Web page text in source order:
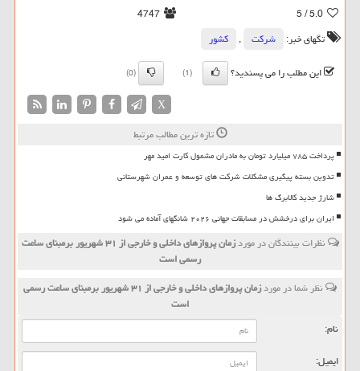
5.0
/ 5
4747
تگهای خبر:
شركت ,
كشور
این مطلب را می پسندید؟
(1)
(0)
X
تازه ترین مطالب مرتبط
پرداخت ۷۸۵ میلیارد تومان به مادران مشمول کارت امید مهر
تدوین بسته پیگیری مشکلات شرکت های توسعه و عمران شهرستانی
شارژ جدید کالابرگ ها
ایران برای درخشش در مسابقات جهانی ۲۰۲۶ شانگهای آماده می شود
نظرات بینندگان در مورد
زمان پروازهای داخلی و خارجی از ۳۱ شهریور برمبنای ساعت
رسمی است
نظر شما در مورد
زمان پروازهای داخلی و خارجی از ۳۱ شهریور برمبنای ساعت رسمی
است
نام:
ایمیل: